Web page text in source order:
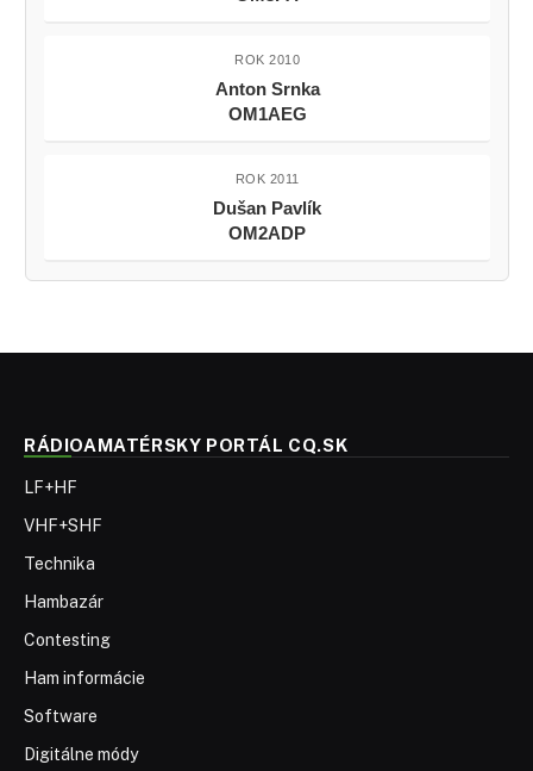
ROK 2010
Anton Srnka
OM1AEG
ROK 2011
Dušan Pavlík
OM2ADP
RÁDIOAMATÉRSKY PORTÁL CQ.SK
LF+HF
VHF+SHF
Technika
Hambazár
Contesting
Ham informácie
Software
Digitálne módy